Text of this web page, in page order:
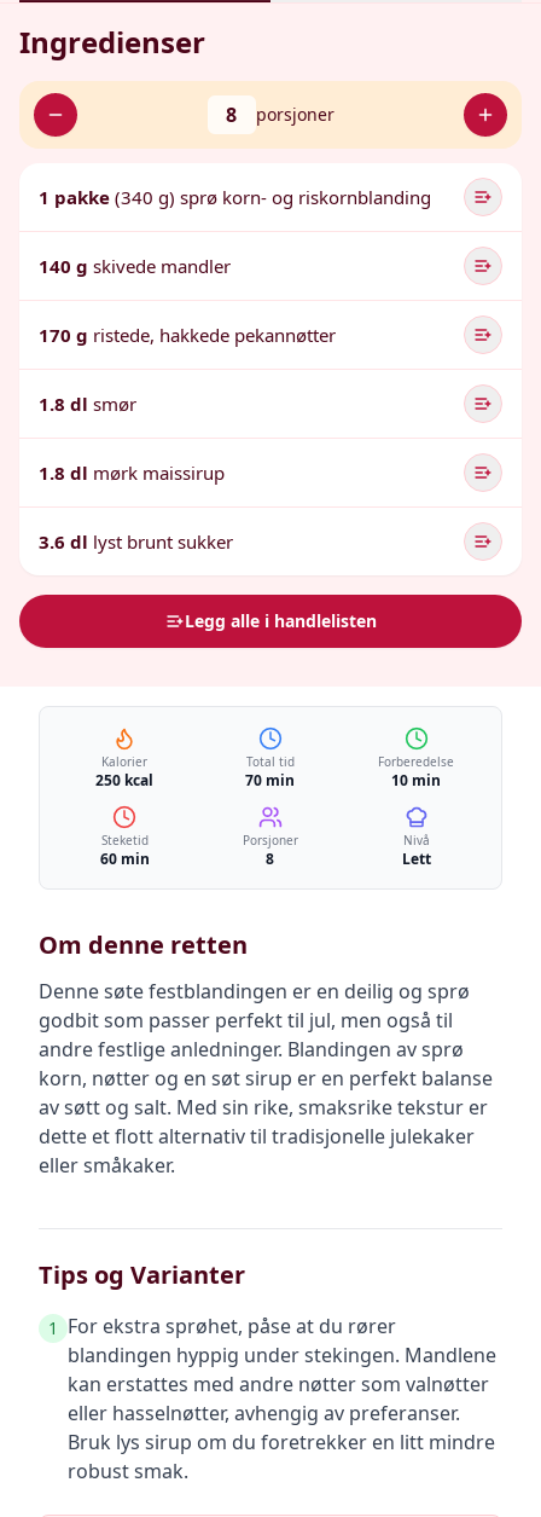
Ingredienser
8 porsjoner
1 pakke (340 g) sprø korn- og riskornblanding
140 g skivede mandler
170 g ristede, hakkede pekannøtter
1.8 dl smør
1.8 dl mørk maissirup
3.6 dl lyst brunt sukker
Legg alle i handlelisten
Kalorier
250 kcal
Total tid
70 min
Forberedelse
10 min
Steketid
60 min
Porsjoner
8
Nivå
Lett
Om denne retten
Denne søte festblandingen er en deilig og sprø
godbit som passer perfekt til jul, men også til
andre festlige anledninger. Blandingen av sprø
korn, nøtter og en søt sirup er en perfekt balanse
av søtt og salt. Med sin rike, smaksrike tekstur er
dette et flott alternativ til tradisjonelle julekaker
eller småkaker.
Tips og Varianter
1
For ekstra sprøhet, påse at du rører
blandingen hyppig under stekingen. Mandlene
kan erstattes med andre nøtter som valnøtter
eller hasselnøtter, avhengig av preferanser.
Bruk lys sirup om du foretrekker en litt mindre
robust smak.